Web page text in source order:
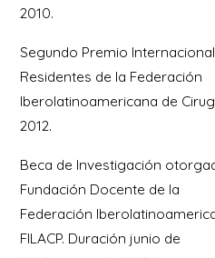
2010.
Segundo Premio
Residentes de la Federación
Iberolatinoamericana de
2012.
Beca de Investigación
Fundación Docente de la
Federación
FILACP. Duración junio de